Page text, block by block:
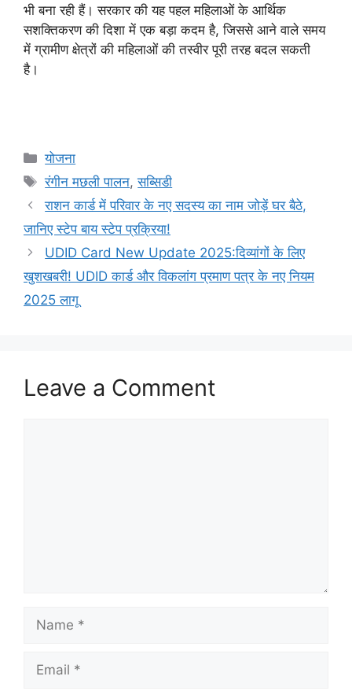
भी बना रही हैं। सरकार की यह पहल महिलाओं के आर्थिक
सशक्तिकरण की दिशा में एक बड़ा कदम है, जिससे आने वाले समय
में ग्रामीण क्षेत्रों की महिलाओं की तस्वीर पूरी तरह बदल सकती
है।
Categories
योजना
Tags
रंगीन मछली पालन,सब्सिडी
राशन कार्ड में परिवार के नए सदस्य का नाम जोड़ें घर बैठे,
जानिए स्टेप बाय स्टेप प्रक्रिया!
UDID Card New Update 2025:दिव्यांगों के लिए
खुशखबरी! UDID कार्ड और विकलांग प्रमाण पत्र के नए नियम
2025 लागू
Leave a Comment